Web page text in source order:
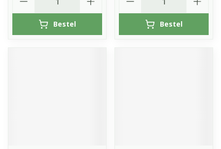
Bestel Bestel